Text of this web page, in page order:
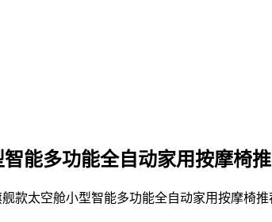
能多功能全自动家用按摩椅
舰款太空舱小型智能多功能全自动家用按摩椅推